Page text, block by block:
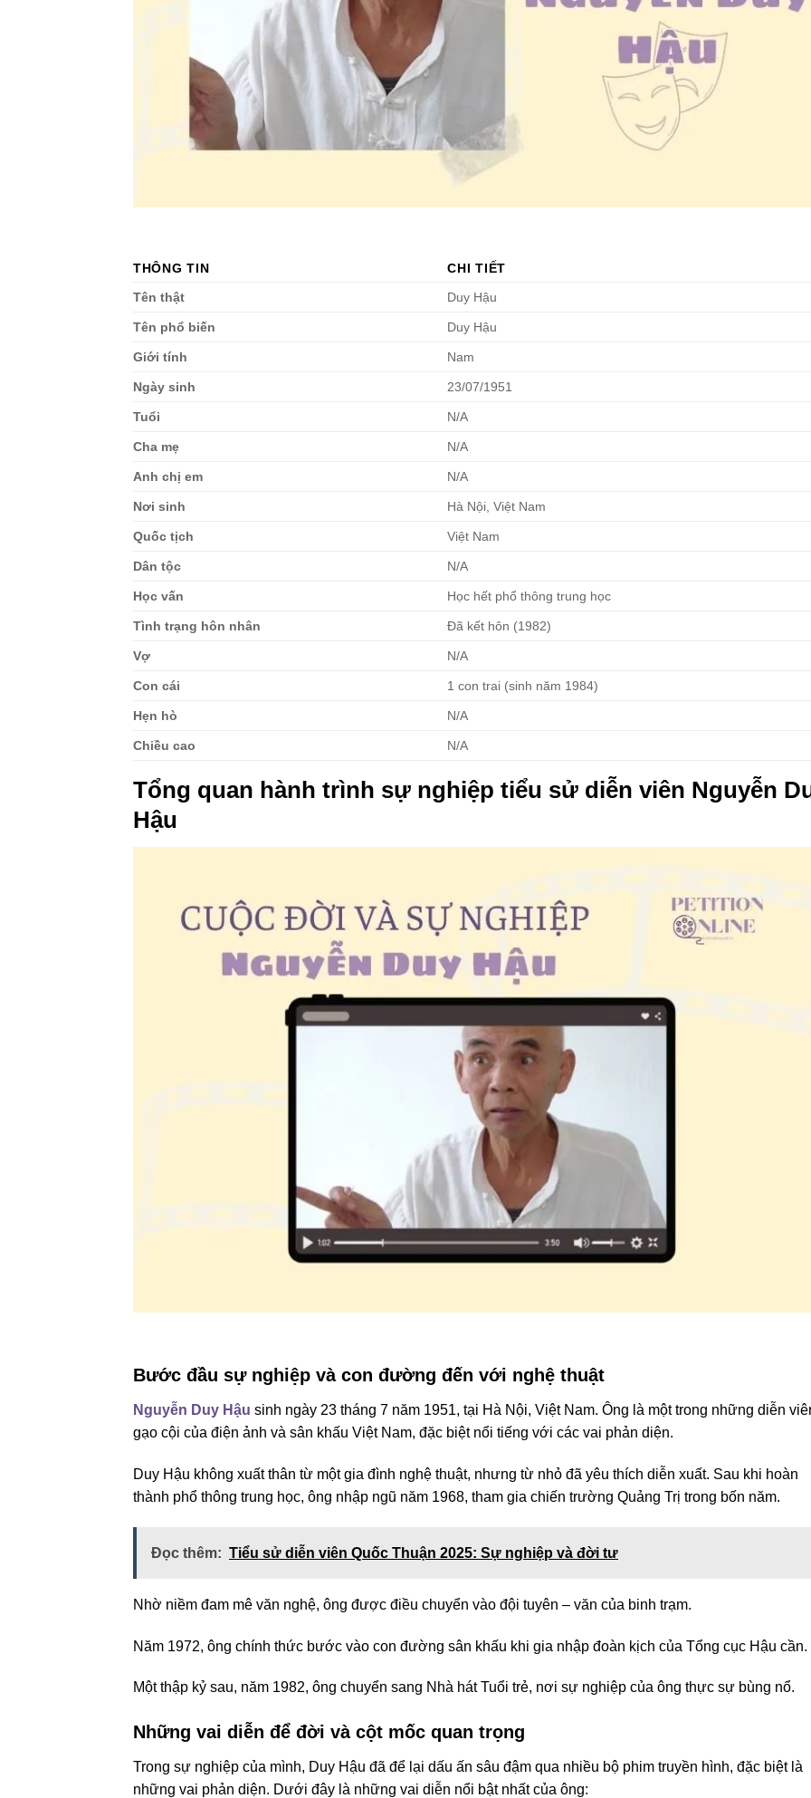
THÔNG TIN
CHI TIẾT
Tên thật
Duy Hậu
Tên phổ biến Duy Hậu
Giới tính Nam
Ngày sinh 23/07/1951
Tuổi N/A
Cha mẹ N/A
Anh chị em N/A
Nơi sinh Hà Nội, Việt Nam
Quốc tịch Việt Nam
Dân tộc N/A
Học vấn Học hết phổ thông trung học
Tình trạng hôn nhân Đã kết hôn (1982)
Vợ N/A
Con cái 1 con trai (sinh năm 1984)
Hẹn hò N/A
Chiều cao N/A
Tổng quan hành trình sự nghiệp tiểu sử diễn viên Nguyễn
Hậu
Bước đầu sự nghiệp và con đường đến với nghệ thuật
Nguyễn Duy Hậu sinh ngày 23 tháng 7 năm 1951, tại Hà Nội, Việt Nam. Ông là một trong những diễn
gạo cội của điện ảnh và sân khấu Việt Nam, đặc biệt nổi tiếng với các vai phản diện.
Duy Hậu không xuất thân từ một gia đình nghệ thuật, nhưng từ nhỏ đã yêu thích diễn xuất. Sau khi hoàn
thành phổ thông trung học, ông nhập ngũ năm 1968, tham gia chiến trường Quảng Trị trong bốn năm.
Đọc thêm: Tiểu sử diễn viên Quốc Thuận 2025: Sự nghiệp và đời tư
Nhờ niềm đam mê văn nghệ, ông được điều chuyển vào đội tuyên – văn của binh trạm.
Năm 1972, ông chính thức bước vào con đường sân khấu khi gia nhập đoàn kịch của Tổng cục Hậu cần.
Một thập kỷ sau, năm 1982, ông chuyển sang Nhà hát Tuổi trẻ, nơi sự nghiệp của ông thực sự bùng nổ.
Những vai diễn để đời và cột mốc quan trọng
Trong sự nghiệp của mình, Duy Hậu đã để lại dấu ấn sâu đậm qua nhiều bộ phim truyền hình, đặc biệt là
những vai phản diện. Dưới đây là những vai diễn nổi bật nhất của ông: